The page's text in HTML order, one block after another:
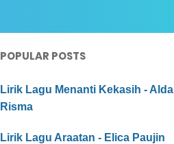
POPULAR POSTS
Lirik Lagu Menanti Kekasih - Alda
Risma
Lirik Lagu Araatan - Elica Paujin